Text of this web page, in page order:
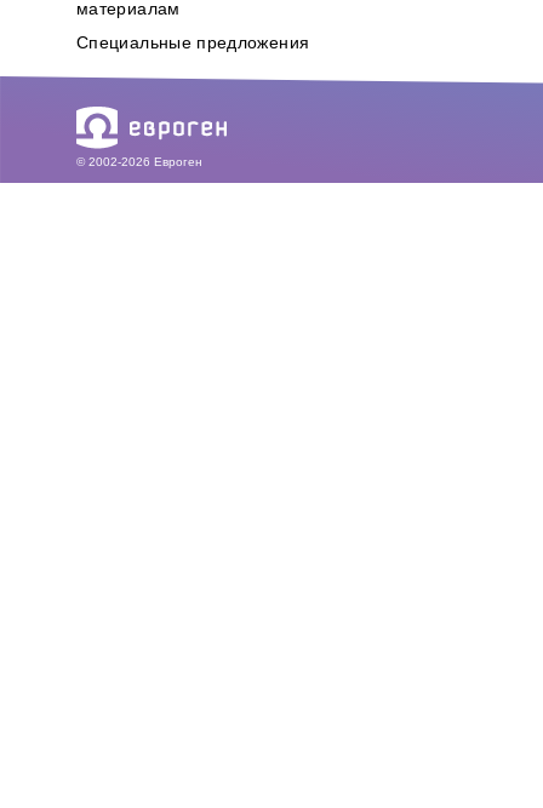
материалам
Специальные предложения
© 2002-2026 Евроген